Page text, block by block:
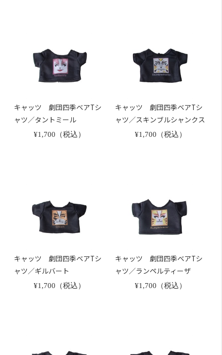
キャッツ 劇団四季ベアTシ
ャツ／タントミール
¥1,700（税込）
キャッツ 劇団四季ベアTシ
ャツ／スキンブルシャンクス
¥1,700（税込）
キャッツ 劇団四季ベアTシ
ャツ／ギルバート
¥1,700（税込）
キャッツ 劇団四季ベアTシ
ャツ／ランペルティーザ
¥1,700（税込）